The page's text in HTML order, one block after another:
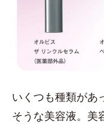
いくつも種類があ
そうな美容液。美